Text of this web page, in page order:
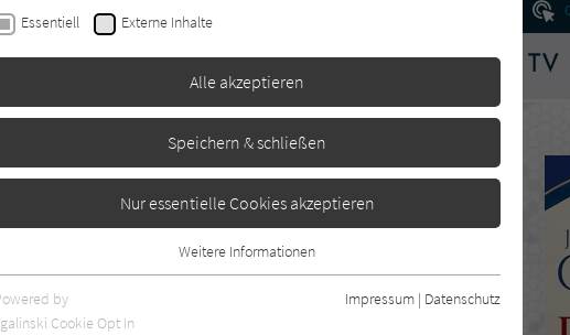
Verlage Magazin Kino & TV
Erfindung der
Essentiell Externe Inhalte
Alle akzeptieren
Speichern & schließen
Nur essentielle Cookies akzeptieren
Essentielle Cookies werden für grundlegende Funktionen der Webseite
benötigt. Dadurch ist gewährleistet, dass die Webseite einwandfrei
Weitere Informationen
by
Cookie Opt In
Impressum | Datenschutz